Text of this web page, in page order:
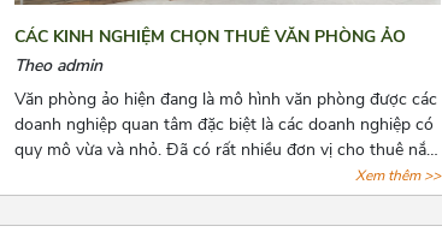
CÁC KINH NGHIỆM CHỌN THUÊ VĂN PHÒNG ẢO
Theo admin
Văn phòng ảo hiện đang là mô hình văn phòng được các
doanh nghiệp quan tâm đặc biệt là các doanh nghiệp có
quy mô vừa và nhỏ. Đã có rất nhiều đơn vị cho thuê nắm
bắt được xu hướng đó và tiến hành mở rộng cho thuê
loại hình văn phòng này. Tuy nhiên, đây là dịch vụ còn
quá mới mẻ khiến cho các doanh nghiệp có nhiều điều
Xem thêm >>